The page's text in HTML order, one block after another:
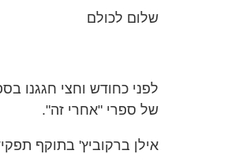
שלום לכולם
לפני כחודש וחצי חגגנו
של ספרי "אחרי זה".
אילן ברקוביץ' בתוקף